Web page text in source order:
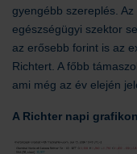
gyengébb szereplés.
egészségügyi szektor
az erősebb forint is az
Richtert. A főbb
ami még az év elején
A Richter napi